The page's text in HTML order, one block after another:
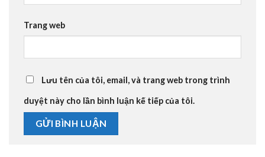
Trang web
Lưu tên của tôi, email, và trang web trong trình
duyệt này cho lần bình luận kế tiếp của tôi.